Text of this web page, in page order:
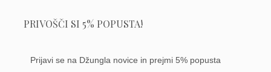
PRIVOŠČI SI 5% POPUSTA!
Prijavi se na Džungla novice in prejmi 5% popusta